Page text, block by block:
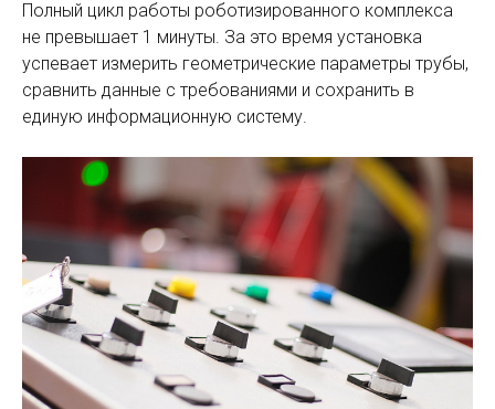
Полный цикл работы роботизированного комплекса
не превышает 1 минуты. За это время установка
успевает измерить геометрические параметры трубы,
сравнить данные с требованиями и сохранить в
единую информационную систему.